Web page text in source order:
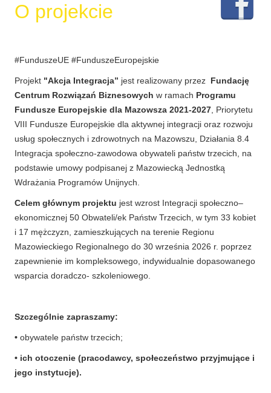
O projekcie
#FunduszeUE #FunduszeEuropejskie
Projekt "Akcja Integracja” jest realizowany przez Fundację
Centrum Rozwiązań Biznesowych w ramach Programu
Fundusze Europejskie dla Mazowsza 2021-2027, Priorytetu
VIII Fundusze Europejskie dla aktywnej integracji oraz rozwoju
usług społecznych i zdrowotnych na Mazowszu, Działania 8.4
Integracja społeczno-zawodowa obywateli państw trzecich, na
podstawie umowy podpisanej z Mazowiecką Jednostką
Wdrażania Programów Unijnych.
Celem głównym projektu jest wzrost Integracji społeczno–
ekonomicznej 50 Obwateli/ek Państw Trzecich, w tym 33 kobiet
i 17 mężczyzn, zamieszkujących na terenie Regionu
Mazowieckiego Regionalnego do 30 września 2026 r. poprzez
zapewnienie im kompleksowego, indywidualnie dopasowanego
wsparcia doradczo- szkoleniowego.
Szczególnie zapraszamy:
• obywatele państw trzecich;
• ich otoczenie (pracodawcy, społeczeństwo przyjmujące i
jego instytucje).